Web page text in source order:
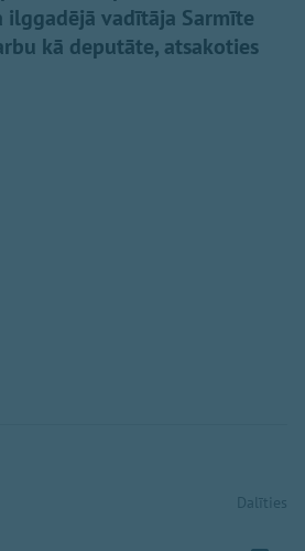
ilggadējā vadītāja Sarmīte
kā deputāte, atsakoties
Dalīties